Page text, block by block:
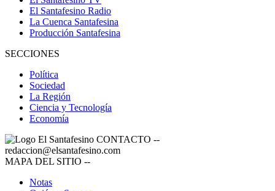
El Santafesino Radio
La Cuenca Santafesina
Producción Santafesina
SECCIONES
Política
Sociedad
La Región
Ciencia y Tecnología
Economía
CONTACTO --
redaccion@elsantafesino.com
MAPA DEL SITIO --
Notas